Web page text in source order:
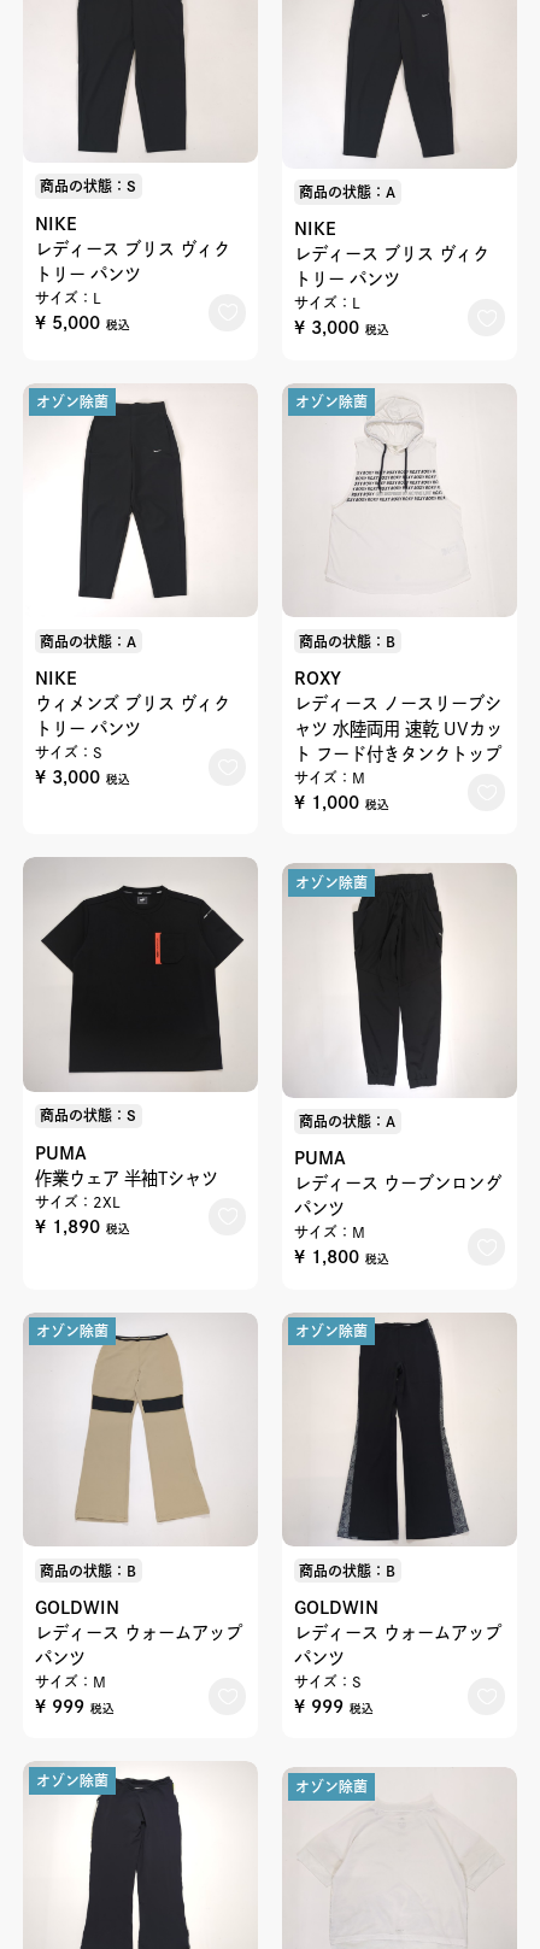
商品の状態：S
NIKE
レディース ブリス ヴィク
トリー パンツ
サイズ：L
¥ 5,000 税込
商品の状態：A
NIKE
レディース ブリス ヴィク
トリー パンツ
サイズ：L
¥ 3,000 税込
オゾン除菌
商品の状態：A
NIKE
ウィメンズ ブリス ヴィク
トリー パンツ
サイズ：S
¥ 3,000 税込
オゾン除菌
商品の状態：B
ROXY
レディース ノースリーブシ
ャツ 水陸両用 速乾 UVカッ
ト フード付きタンクトップ
サイズ：M
¥ 1,000 税込
商品の状態：S
PUMA
作業ウェア 半袖Tシャツ
サイズ：2XL
¥ 1,890 税込
オゾン除菌
商品の状態：A
PUMA
レディース ウーブンロング
パンツ
サイズ：M
¥ 1,800 税込
オゾン除菌
商品の状態：B
GOLDWIN
レディース ウォームアップ
パンツ
サイズ：M
¥ 999 税込
オゾン除菌
商品の状態：B
GOLDWIN
レディース ウォームアップ
パンツ
サイズ：S
¥ 999 税込
オゾン除菌 オゾン除菌